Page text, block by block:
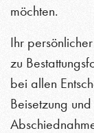
möchten.
Ihr
zu
bei allen
Beisetzung